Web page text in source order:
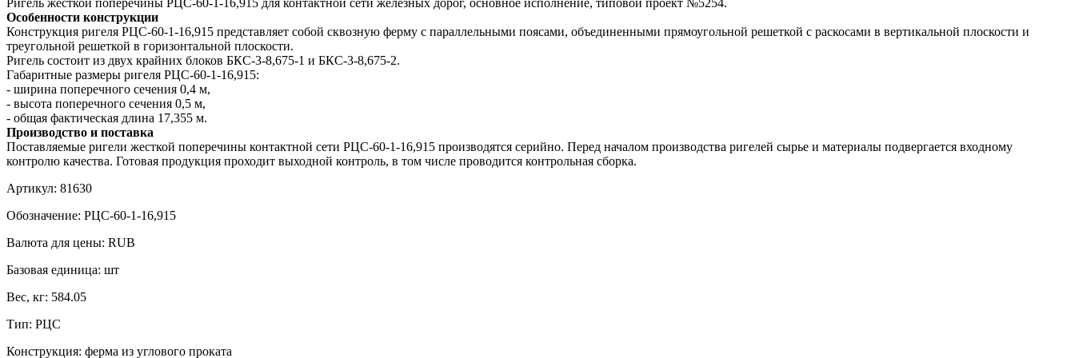
Особенности конструкции
Конструкция ригеля РЦС-60-1-16,915 представляет собой сквозную ферму с параллельными поясами, объединенными прямоугольной решеткой с раскосами в вертикальной плоскости и
треугольной решеткой в горизонтальной плоскости.
Ригель состоит из двух крайних блоков БКС-3-8,675-1 и БКС-3-8,675-2.
Габаритные размеры ригеля РЦС-60-1-16,915:
- ширина поперечного сечения 0,4 м,
- высота поперечного сечения 0,5 м,
- общая фактическая длина 17,355 м.
Производство и поставка
Поставляемые ригели жесткой поперечины контактной сети РЦС-60-1-16,915 производятся серийно. Перед началом производства ригелей сырье и материалы подвергается входному
контролю качества. Готовая продукция проходит выходной контроль, в том числе проводится контрольная сборка.
Артикул: 81630
Обозначение: РЦС-60-1-16,915
Валюта для цены: RUB
Базовая единица: шт
Вес, кг: 584.05
Тип: РЦС
Конструкция: ферма из углового проката